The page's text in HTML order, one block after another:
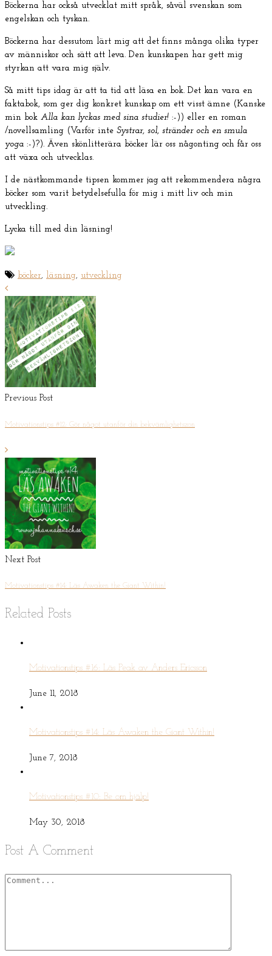
Böckerna har också utvecklat mitt språk, såväl svenskan som
engelskan och tyskan.
Böckerna har dessutom lärt mig att det finns många olika typer
av människor och sätt att leva. Den kunskapen har gett mig
styrkan att vara mig själv.
Så mitt tips idag är att ta tid att läsa en bok. Det kan vara en
faktabok, som ger dig konkret kunskap om ett visst ämne (Kanske
min bok Alla kan lyckas med sina studier! :-)) eller en roman
/novellsamling (Varför inte Systrar, sol, stränder och en smula
yoga :-)?). Även skönlitterära böcker lär oss någonting och får oss
att växa och utvecklas.
I de nästkommande tipsen kommer jag att rekommendera några
böcker som varit betydelsefulla för mig i mitt liv och min
utveckling.
Lycka till med din läsning!
böcker, läsning, utveckling
Previous Post
Motivationstips #12: Gör något utanför din bekvämlighetszon
Next Post
Motivationstips #14: Läs Awaken the Giant Within!
Related Posts
Motivationstips #16: Läs Peak av Anders Ericsson
June 11, 2018
Motivationstips #14: Läs Awaken the Giant Within!
June 7, 2018
Motivationstips #10: Be om hjälp!
May 30, 2018
Post A Comment